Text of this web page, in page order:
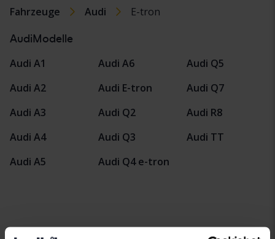
Fahrzeuge Audi E-tron
AudiModelle
Audi A1
Audi A2
Audi A3
Audi A4
Audi A5
Audi A6
Audi E-tron
Audi Q2
Audi Q3
Audi Q4 e-tron
Audi Q5
Audi Q7
Audi R8
Audi TT